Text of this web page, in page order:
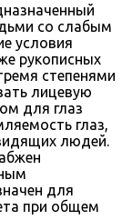
со слабым
условия
рукописных
степенями
лицевую
для глаз
глаз,
людей.
для
при общем